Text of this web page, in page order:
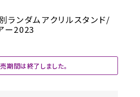
ランダムアクリルスタンド/
ー2023
期間は終了しました。